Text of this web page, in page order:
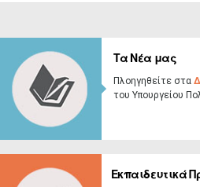
Τα​ Νέα μας​​​
Πλοηγηθείτε στα
του ​Υπουργ​είου
Ε​κπαιδευτικά